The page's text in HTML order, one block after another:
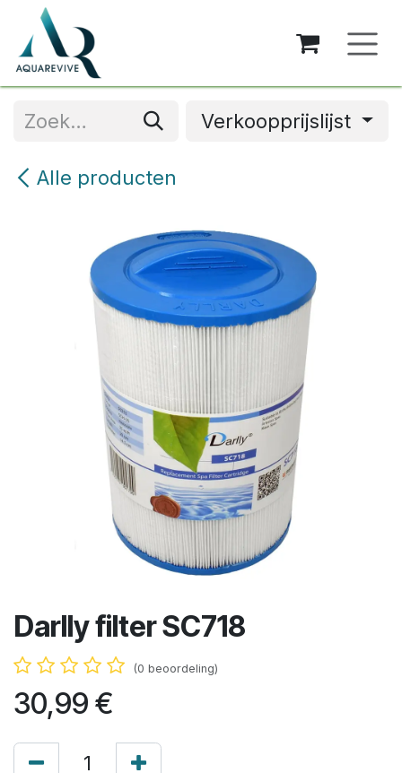
Overslaan naar inhoud
Alle producten
Verkoopprijslijst
Darlly filter SC718
(0 beoordeling)
30,99 €